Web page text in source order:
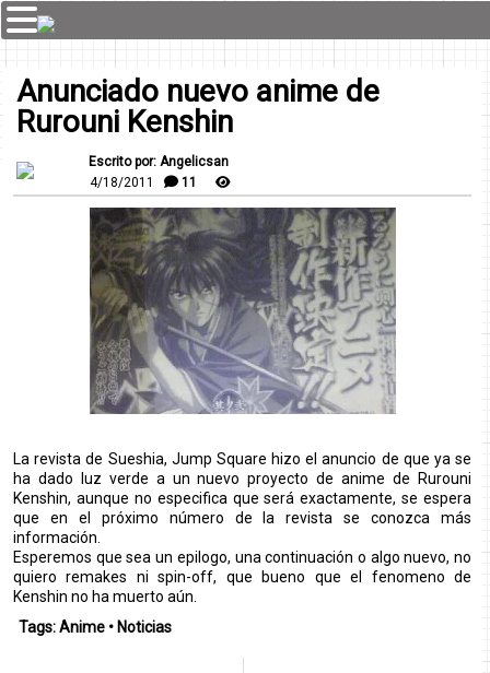
Anunciado nuevo anime de
Rurouni Kenshin
Escrito por: Angelicsan
4/18/2011
11
La revista de Sueshia, Jump Square hizo el anuncio de que ya se
ha dado luz verde a un nuevo proyecto de anime de Rurouni
Kenshin, aunque no especifica que será exactamente, se espera
que en el próximo número de la revista se conozca más
información.
Esperemos que sea un epilogo, una continuación o algo nuevo, no
quiero remakes ni spin-off, que bueno que el fenomeno de
Kenshin no ha muerto aún.
Tags:Anime • Noticias